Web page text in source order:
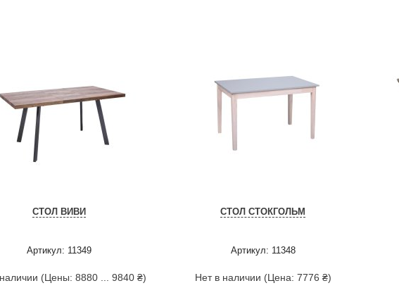
СТОЛ ВИВИ
Артикул: 11349
(Цены: 8880 ... 9840 ₴)
СТОЛ СТОКГОЛЬМ
Артикул: 11348
Нет в наличии (Цена: 7776 ₴)